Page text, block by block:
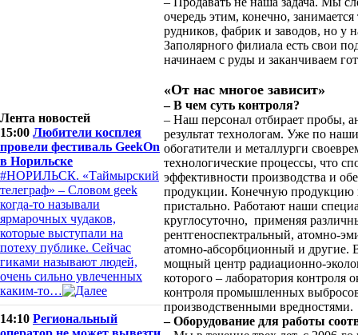
Лента новостей
15:00 Любители косплея
провели фестиваль GeekOn
в Норильске
#НОРИЛЬСК. «Таймырский
телеграф» – Словом geek
когда-то называли
ярмарочных чудаков,
которые выступали на
потеху публике. Сейчас
гиками называют людей,
очень сильно увлеченных
каким-то…
14:10 Региональный
очередь этим, конечно,
рудников, фабрик и заводов, но у
Заполярного филиала есть свои
начинаем с руды и заканчиваем
«От нас многое зависит»
– В чем суть контроля?
– Наш персонал отбирает пробы,
результат технологам. Уже по
обогатители и металлурги
технологические процессы, что
эффективности производства и
продукции. Конечную продукцию
пристально. Работают наши
круглосуточно, применяя
рентгеноспектральный, атомно-
атомно-абсорбционный и другие.
мощный центр радиационно-
которого – лаборатория
контроля промышленных
производственными вредностями.
– Оборудование для работы